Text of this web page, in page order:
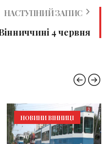
НАСТУПНИЙ ЗАПИС
4 червня
НОВИНИ ВІННИЦІ